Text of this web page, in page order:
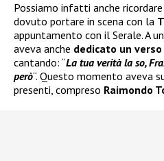
Possiamo infatti anche
dovuto portare in scena con la
appuntamento con il Serale. A
aveva anche dedicato un
cantando: “La tua verità la so,
però“. Questo momento aveva
presenti, compreso Raimondo